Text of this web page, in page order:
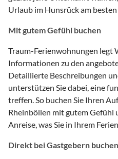
Urlaub im Hunsrück am
Mit gutem Gefühl buchen
Traum-Ferienwohnungen legt
Informationen zu den
Detaillierte Beschreibungen
unterstützen Sie dabei, eine
treffen. So buchen Sie Ihren
Rheinböllen mit gutem Gefühl
Anreise, was Sie in Ihrem
Direkt bei Gastgebern buchen